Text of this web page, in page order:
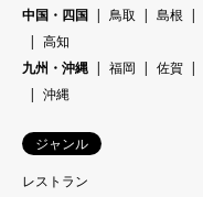
中国・四国
鳥取 島根
高知
九州・沖縄
福岡 佐賀
沖縄
ジャンル
レストラン